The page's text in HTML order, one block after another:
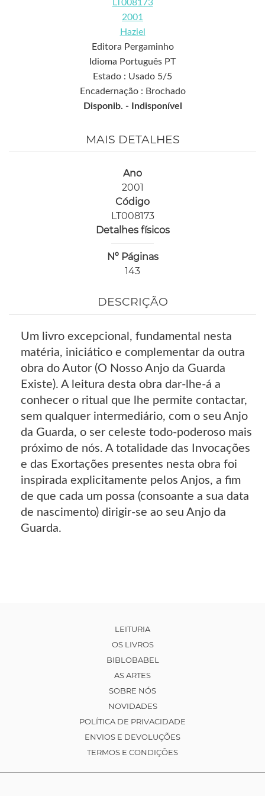
LT008173
2001
Haziel
Editora Pergaminho
Idioma Português PT
Estado : Usado 5/5
Encadernação : Brochado
Disponib. -
Indisponível
MAIS DETALHES
Ano
2001
Código
LT008173
Detalhes físicos
Nº Páginas
143
DESCRIÇÃO
Um livro excepcional, fundamental nesta
matéria, iniciático e complementar da outra
obra do Autor (O Nosso Anjo da Guarda
Existe). A leitura desta obra dar-lhe-á a
conhecer o ritual que lhe permite contactar,
sem qualquer intermediário, com o seu Anjo
da Guarda, o ser celeste todo-poderoso mais
próximo de nós. A totalidade das Invocações
e das Exortações presentes nesta obra foi
inspirada explicitamente pelos Anjos, a fim
de que cada um possa (consoante a sua data
de nascimento) dirigir-se ao seu Anjo da
Guarda.
LEITURIA
OS LIVROS
BIBLOBABEL
AS ARTES
SOBRE NÓS
NOVIDADES
POLÍTICA DE PRIVACIDADE
ENVIOS E DEVOLUÇÕES
TERMOS E CONDIÇÕES